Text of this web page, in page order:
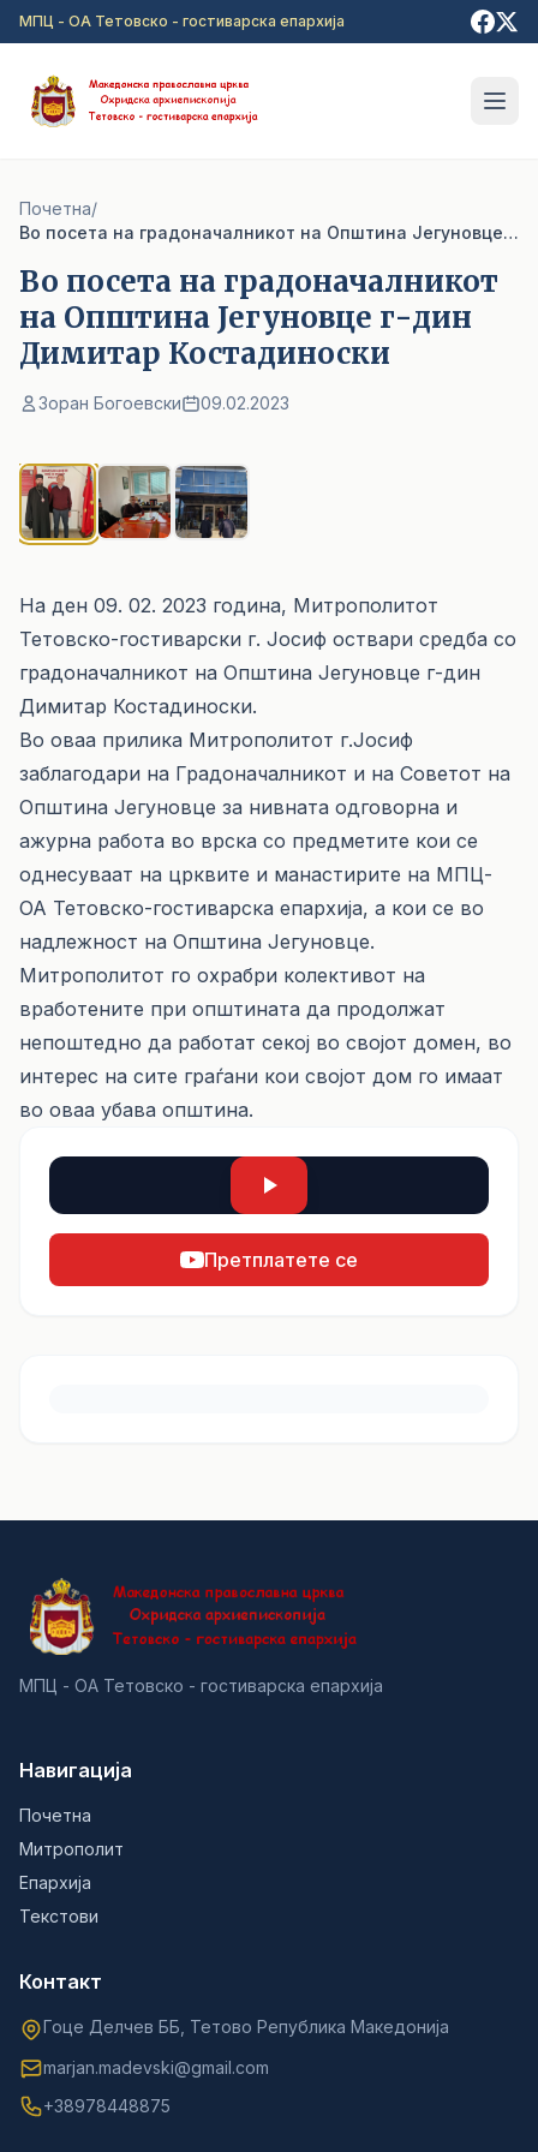
Прејди на главна содржина
МПЦ - ОА Тетовско - гостиварска епархија
Почетна/
Во посета на градоначалникот на Општина Јегуновце г-дин Димитар Костадиноски
Во посета на градоначалникот
на Општина Јегуновце г-дин
Димитар Костадиноски
Зоран Богоевски 09.02.2023
На ден 09. 02. 2023 година, Митрополитот
Тетовско-гостиварски г. Јосиф оствари средба со
градоначалникот на Општина Јегуновце г-дин
Димитар Костадиноски.
Во оваа прилика Митрополитот г.Јосиф
заблагодари на Градоначалникот и на Советот на
Општина Јегуновце за нивната одговорна и
ажурна работа во врска со предметите кои се
однесуваат на црквите и манастирите на МПЦ-
ОА Тетовско-гостиварска епархија, а кои се во
надлежност на Општина Јегуновце.
Митрополитот го охрабри колективот на
вработените при општината да продолжат
непоштедно да работат секој во својот домен, во
интерес на сите граѓани кои својот дом го имаат
во оваа убава општина.
Претплатете се
МПЦ - ОА Тетовско - гостиварска епархија
Навигација
Почетна
Митрополит
Епархија
Текстови
Контакт
Гоце Делчев ББ, Тетово Република Македонија
marjan.madevski@gmail.com
+38978448875